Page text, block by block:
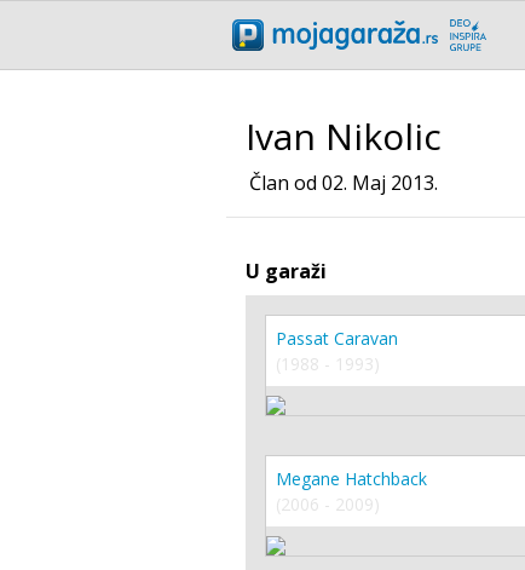
Ivan Nikolic
Član od 02. Maj 2013.
U garaži
Passat Caravan
(1988 - 1993)
Megane Hatchback
(2006 - 2009)